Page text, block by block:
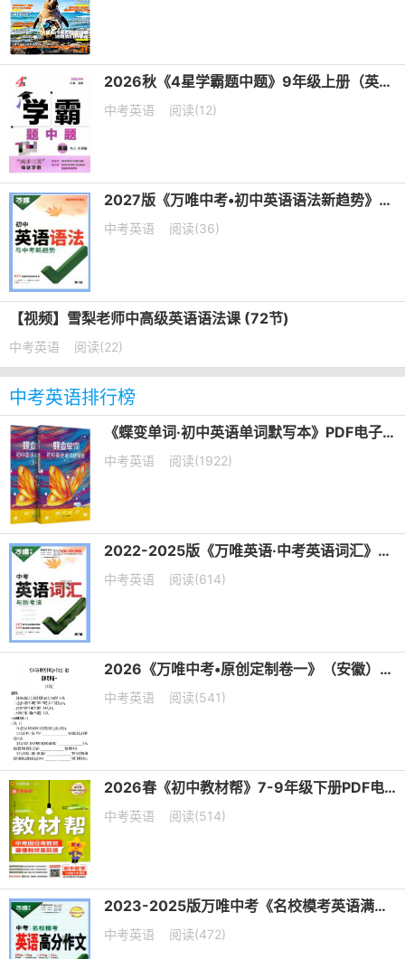
2026秋《4星学霸题中题》9年级上册（英语）（译林版）PDF电子版下载
中考英语 阅读(12)
2027版《万唯中考•初中英语语法新趋势》第7版PDF电子版下载
中考英语 阅读(36)
【视频】雪梨老师中高级英语语法课 (72节)
中考英语 阅读(22)
中考英语排行榜
《蝶变单词·初中英语单词默写本》PDF电子版下载打印
中考英语 阅读(1922)
2022-2025版《万唯英语·中考英语词汇》PDF电子版下载
中考英语 阅读(614)
2026《万唯中考•原创定制卷一》（安徽）7科PDF电子版下载
中考英语 阅读(541)
2026春《初中教材帮》7-9年级下册PDF电子版下载
中考英语 阅读(514)
2023-2025版万唯中考《名校模考英语满分作文》《名校模考英语高分作文》PDF电子版下载
中考英语 阅读(472)